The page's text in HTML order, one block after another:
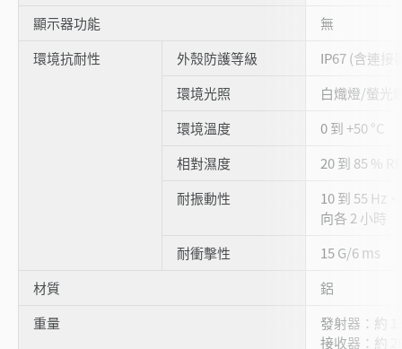
顯示器功能
無
環境抗耐性
外殼防護等級
IP67 (含連接
環境光照
白熾燈/螢光
環境溫度
0 到 +50 °C
相對濕度
20 到 85 %
耐振動性
10 到 55 Hz
向各 2 小時
耐衝擊性
15 G/6 ms
材質
鋁
重量
發射器：約
接收器：約